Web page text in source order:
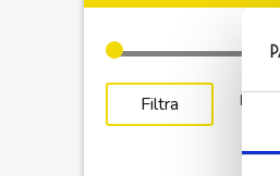
Filtra